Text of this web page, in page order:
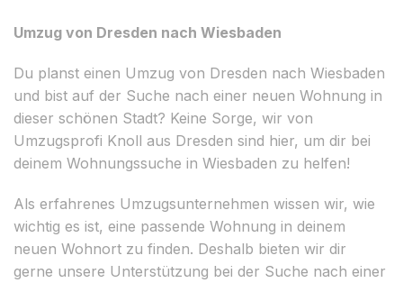
Umzug von Dresden nach Wiesbaden
Du planst einen Umzug von Dresden nach Wiesbaden
und bist auf der Suche nach einer neuen Wohnung in
dieser schönen Stadt? Keine Sorge, wir von
Umzugsprofi Knoll aus Dresden sind hier, um dir bei
deinem Wohnungssuche in Wiesbaden zu helfen!
Als erfahrenes Umzugsunternehmen wissen wir, wie
wichtig es ist, eine passende Wohnung in deinem
neuen Wohnort zu finden. Deshalb bieten wir dir
gerne unsere Unterstützung bei der Suche nach einer